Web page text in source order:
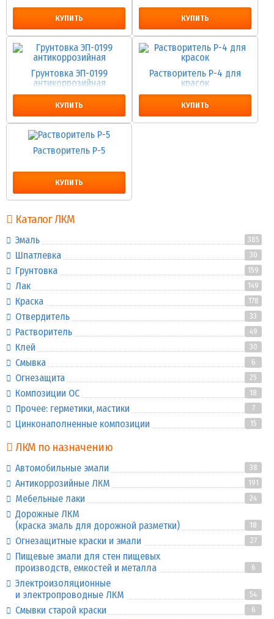
КУПИТЬ КУПИТЬ
Грунтовка ЭП-0199
антикоррозийная
КУПИТЬ
Растворитель Р-4 для
красок
КУПИТЬ
Растворитель Р-5
КУПИТЬ
Каталог ЛКМ
Эмаль 385
Шпатлевка 30
Грунтовка 159
Лак 149
Краска 178
Отвердитель 33
Растворитель 49
Клей 30
Смывка 6
Огнезащита 25
Композиции ОС 18
Прочее: герметики, мастики 7
Цинконаполненные композиции 15
ЛКМ по назначению
Автомобильные эмали 38
Антикоррозийные ЛКМ 191
Мебельные лаки 24
Дорожные ЛКМ
(краска эмаль для дорожной разметки)
18
Огнезащитные краски и эмали 27
Пищевые эмали для стен пищевых
производств, емкостей и металла
6
Электроизоляционные
и электропроводные ЛКМ
54
Смывки старой краски 6